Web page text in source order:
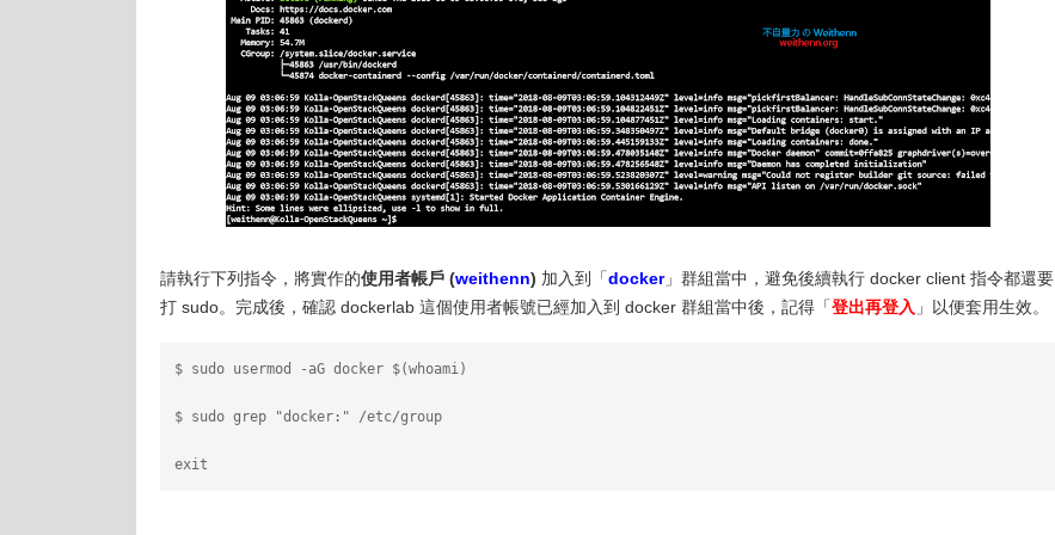
請執行下列指令，將實作的使用者帳戶 (weithenn) 加入到「docker」群組當中，避免後續執行 docker client 指令都還要
打 sudo。完成後，確認 dockerlab 這個使用者帳號已經加入到 docker 群組當中後，記得「登出再登入 」以便套用生效。
$ sudo usermod -aG docker $(whoami)
$ sudo grep "docker:" /etc/group
exit